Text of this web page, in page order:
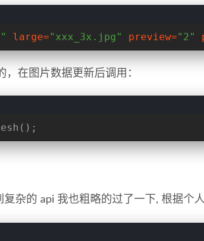
large="xxx_3x.jpg" preview="2"
在图片数据更新后调用：
杂的 api 我也粗略的过了一下, 根据个